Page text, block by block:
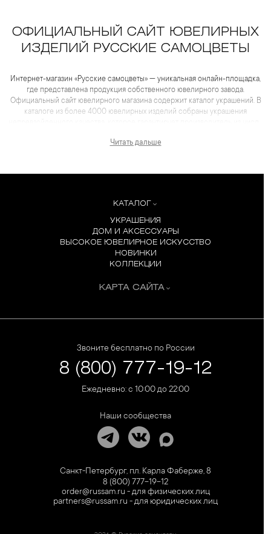
ОФИЦИАЛЬНЫЙ САЙТ ЮВЕЛИРНЫХ
ИЗДЕЛИЙ РУССКИЕ САМОЦВЕТЫ
Интернет-магазин «Русские самоцветы» — уникальная онлайн-площадка,
где представлена продукция собственного ювелирного завода.
Официальный сайт ювелирного магазина содержит каталог украшений. В
каталоге из более 4000 ювелирных изделий собраны украшения
качественные фотографии и видеоматериалы, но и
Читать дальше
КАТАЛОГ
УКРАШЕНИЯ
ДОМ И АКСЕССУАРЫ
ВЫСОКОЕ ЮВЕЛИРНОЕ ИСКУССТВО
НОВИНКИ
КОЛЛЕКЦИИ
КАРТА САЙТА
Звоните бесплатно по России
8 (800) 777-19-12
Ежедневно: с 10:00 до 22:00
Наши сообщества
Санкт-Петербург, пл. Карла Фаберже, 8
8 (800) 777-19-12
order@russam.ru - для физических лиц
partners@russam.ru - для юридических лиц